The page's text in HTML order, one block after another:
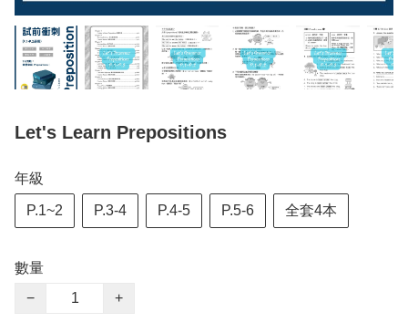
Let's Learn Prepositions
年級
P.1~2 P.3-4 P.4-5 P.5-6 全套4本
數量
−
+